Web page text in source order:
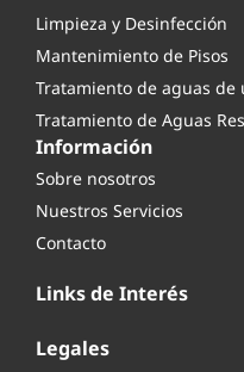
Limpieza y Desinfección
Mantenimiento de Pisos
Tratamiento de aguas de
Tratamiento de Aguas
Información
Sobre nosotros
Nuestros Servicios
Contacto
Links de Interés
Legales